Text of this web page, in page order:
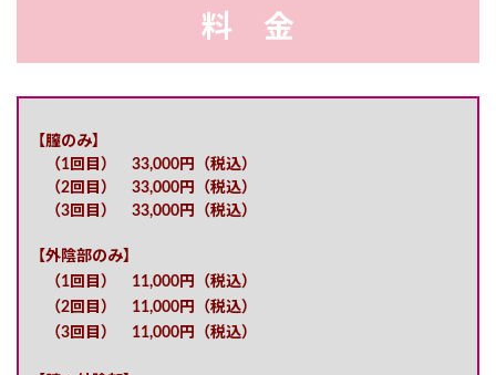
料 金
【膣のみ】
（1回目） 33,000円（税込）
（2回目） 33,000円（税込）
（3回目） 33,000円（税込）
【外陰部のみ】
（1回目） 11,000円（税込）
（2回目） 11,000円（税込）
（3回目） 11,000円（税込）